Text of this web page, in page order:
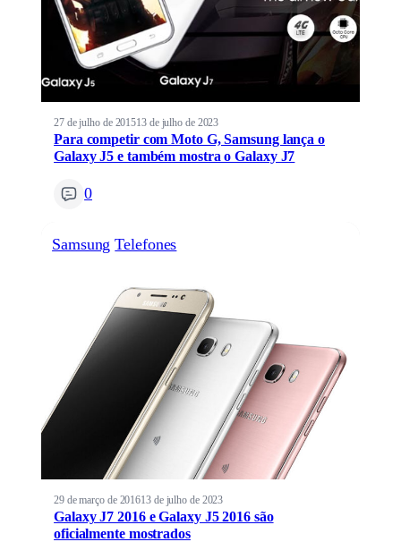
27 de julho de 201513 de julho de 2023
Para competir com Moto G, Samsung lança o
Galaxy J5 e também mostra o Galaxy J7
0
Samsung Telefones
29 de março de 201613 de julho de 2023
Galaxy J7 2016 e Galaxy J5 2016 são
oficialmente mostrados